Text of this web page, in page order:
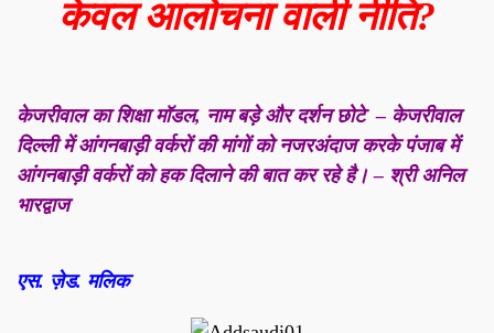
केवल आलोचना वाली नीति?
केजरीवाल का शिक्षा मॉडल, नाम बड़े और दर्शन छोटे – केजरीवाल
दिल्ली में आंगनबाड़ी वर्करों की मांगों को नजरअंदाज करके पंजाब में
आंगनबाड़ी वर्करों को हक दिलाने की बात कर रहे है। – श्री अनिल
भारद्वाज
एस. ज़ेड. मलिक